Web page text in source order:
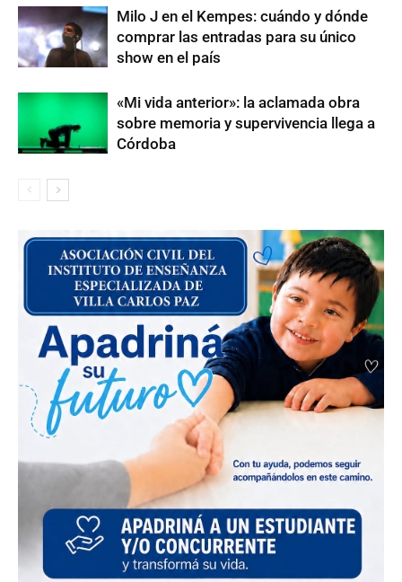
Milo J en el Kempes: cuándo y dónde
comprar las entradas para su único
show en el país
«Mi vida anterior»: la aclamada obra
sobre memoria y supervivencia llega a
Córdoba